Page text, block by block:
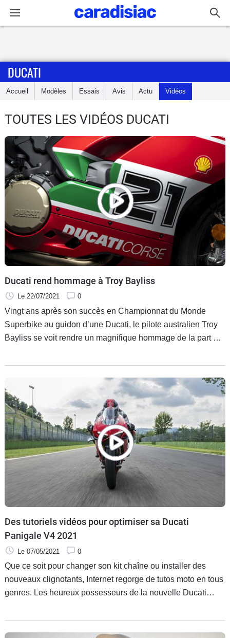
Accueil
Essais
Equipement
Avis
Scooters
&
125
Marques
Services
Auto
DUCATI
Accueil Modèles Essais Avis Actu Vidéos
TOUTES LES VIDÉOS DUCATI
Ducati rend hommage à Troy Bayliss
Le 22/07/2021 0
Vingt ans après son succès en Championnat du Monde
Superbike au guidon d’une Ducati, le pilote australien Troy
Bayliss se voit rendre un magnifique hommage de la part de
Panigale V2 Bayliss 1st Championship 20th Anniversary
célèbre le premier des trois titres mondiaux remportés par
Bayliss.
Des tutoriels vidéos pour optimiser sa Ducati
Panigale V4 2021
Le 07/05/2021 0
Que ce soit pour changer son kit chaîne ou installer des
nouveaux clignotants, Internet regorge de tutos moto en tous
genres. Les heureux possesseurs de la nouvelle Ducati
comprendre leur moto et la régler aux petits oignons grâce à
une série de vidéos publiées par la marque de Bologne.